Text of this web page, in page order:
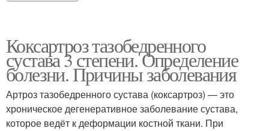
Коксартроз тазобедренного
сустава 3 степени. Определение
болезни. Причины заболевания
Артроз тазобедренного сустава (коксартроз) — это
хроническое дегенеративное заболевание сустава,
которое ведёт к деформации костной ткани. При